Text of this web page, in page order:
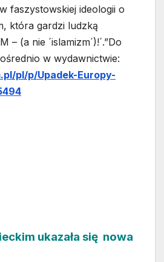
faszystowskiej ideologii o
która gardzi ludzką
– (a nie ´islamizm´)!´.”Do
w wydawnictwie:
pl/p/Upadek-Europy-
ukazała się nowa